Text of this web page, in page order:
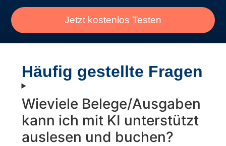
Jetzt kostenlos Testen
Häufig gestellte Fragen
Wieviele Belege/Ausgaben
kann ich mit KI unterstützt
auslesen und buchen?